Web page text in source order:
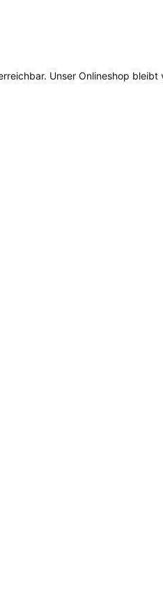
Unser Onlineshop bleibt